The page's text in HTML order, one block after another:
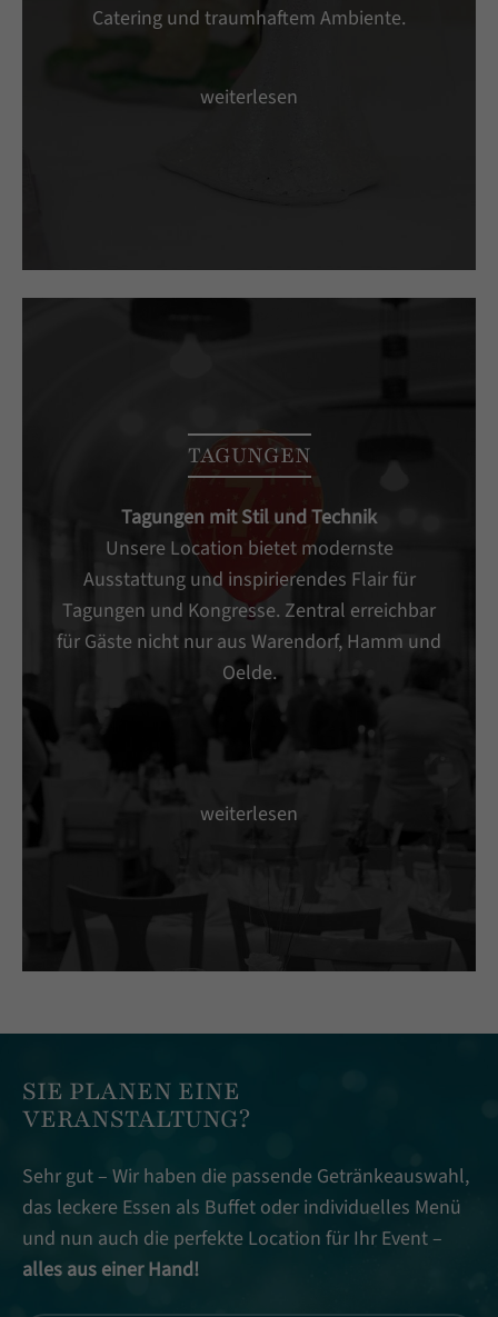
Catering und traumhaftem Ambiente.
weiterlesen
TAGUNGEN
Tagungen mit Stil und Technik
Unsere Location bietet modernste
Ausstattung und inspirierendes Flair für
Tagungen und Kongresse. Zentral erreichbar
für Gäste nicht nur aus Warendorf, Hamm und
Oelde.
weiterlesen
SIE PLANEN EINE
VERANSTALTUNG?
Sehr gut – Wir haben die passende Getränkeauswahl,
das leckere Essen als Buffet oder individuelles Menü
und nun auch die perfekte Location für Ihr Event –
alles aus einer Hand!